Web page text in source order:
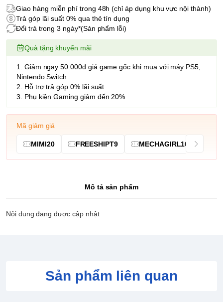
Giao hàng miễn phí trong 48h (chỉ áp dụng khu vực nội thành)
Trả góp lãi suất 0% qua thẻ tín dụng
Đổi trả trong 3 ngày*(Sản phẩm lỗi)
Quà tặng khuyến mãi
1. Giảm ngay 50.000đ giá game gốc khi mua với máy PS5,
Nintendo Switch
2. Hỗ trợ trả góp 0% lãi suất
3. Phụ kiện Gaming giảm đến 20%
Mã giảm giá
MIMI20 FREESHIPT9 MECHAGIRL10
Mô tả sản phẩm
Nội dung đang được cập nhật
Sản phẩm liên quan